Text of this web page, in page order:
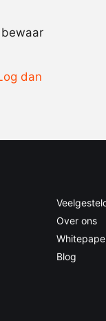
dan
Over ons
Blog